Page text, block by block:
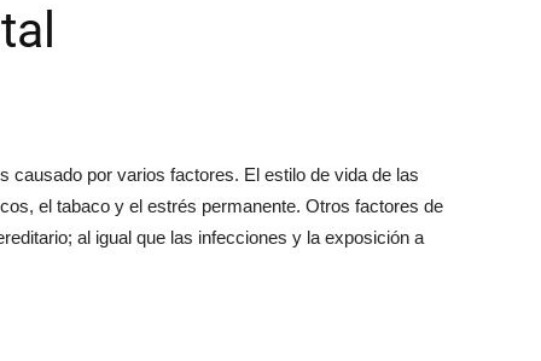
causado por varios factores. El estilo de vida de las
el tabaco y el estrés permanente. Otros factores de
al igual que las infecciones y la exposición a